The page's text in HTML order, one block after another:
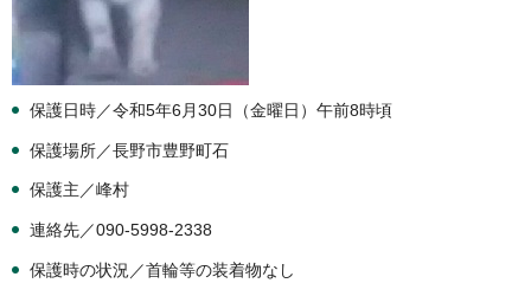
保護日時／令和5年6月30日（金曜日）午前8時頃
保護場所／長野市豊野町石
保護主／峰村
連絡先／090-5998-2338
保護時の状況／首輪等の装着物なし